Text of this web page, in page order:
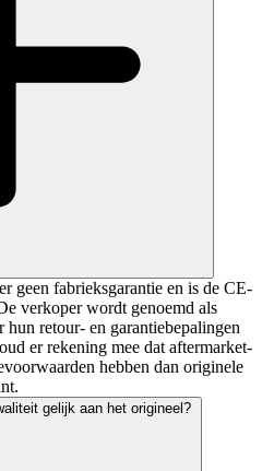
geen fabrieksgarantie en is de CE-
verkoper wordt genoemd als
retour- en garantiebepalingen
er rekening mee dat aftermarket-
hebben dan originele
gelijk aan het origineel?